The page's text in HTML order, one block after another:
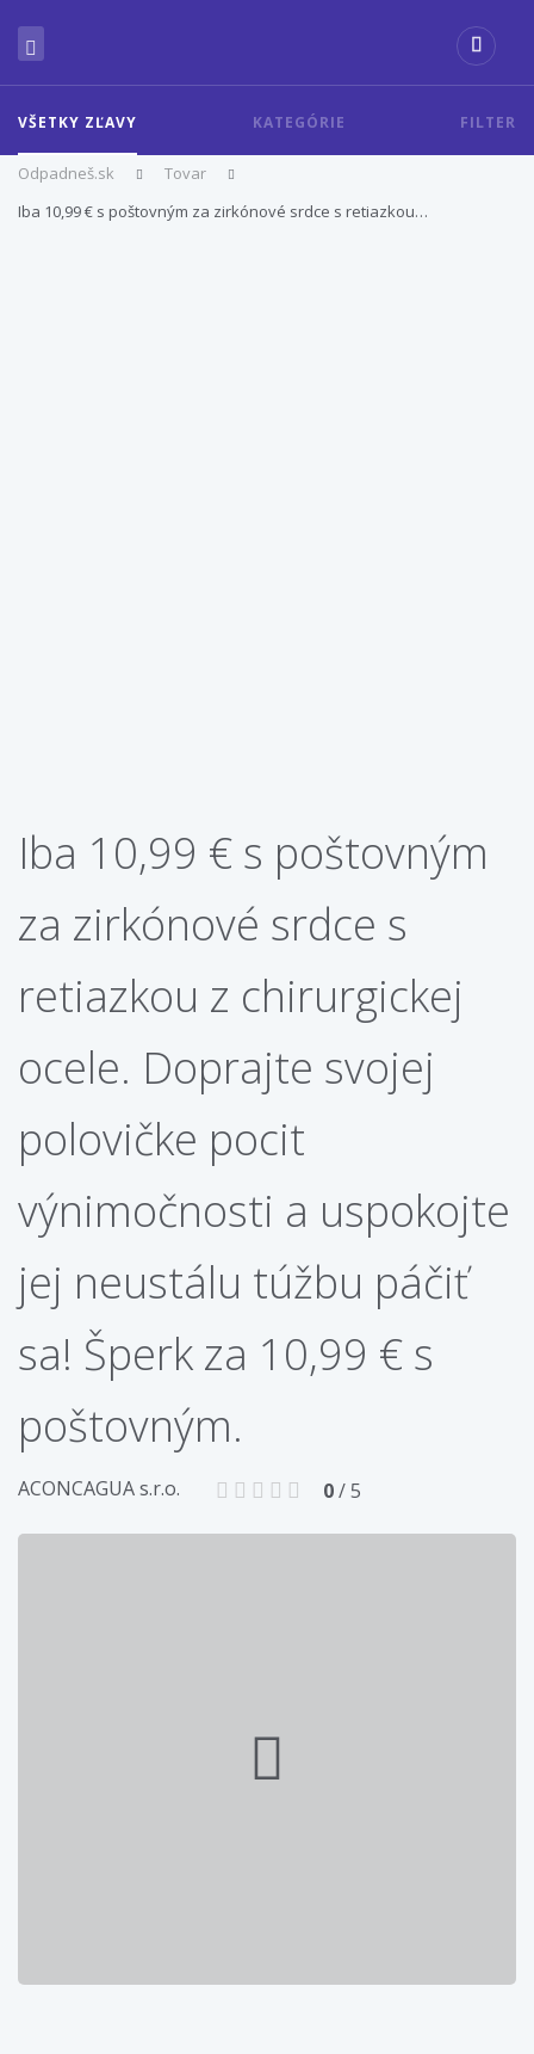
VŠETKY ZĽAVY KATEGÓRIE FILTER
Odpadneš.sk
Tovar
Iba 10,99 € s poštovným za zirkónové srdce s retiazkou…
Iba 10,99 € s poštovným
za zirkónové srdce s
retiazkou z chirurgickej
ocele. Doprajte svojej
polovičke pocit
výnimočnosti a uspokojte
jej neustálu túžbu páčiť
sa! Šperk za 10,99 € s
poštovným.
ACONCAGUA s.r.o. 0/ 5